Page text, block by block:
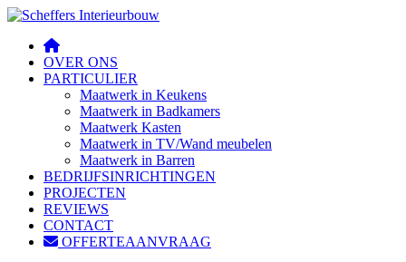
OVER ONS
PARTICULIER
Maatwerk in Keukens
Maatwerk in Badkamers
Maatwerk Kasten
Maatwerk in TV/Wand meubelen
Maatwerk in Barren
BEDRIJFSINRICHTINGEN
PROJECTEN
REVIEWS
CONTACT
OFFERTEAANVRAAG